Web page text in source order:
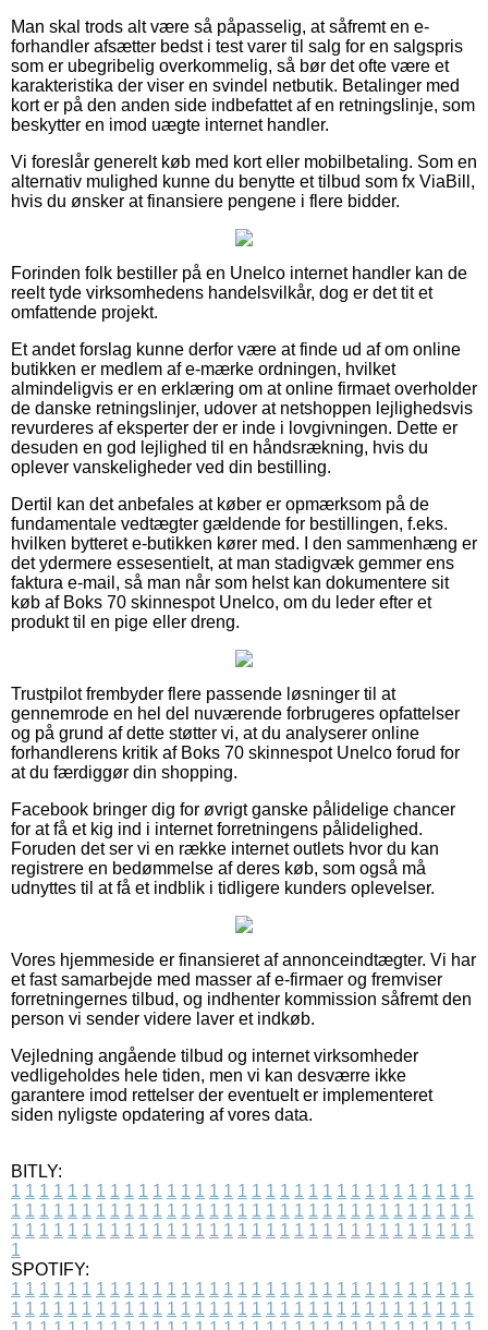
Man skal trods alt være så påpasselig, at såfremt en e-
forhandler afsætter bedst i test varer til salg for en salgspris
som er ubegribelig overkommelig, så bør det ofte være et
karakteristika der viser en svindel netbutik. Betalinger med
kort er på den anden side indbefattet af en retningslinje, som
beskytter en imod uægte internet handler.
Vi foreslår generelt køb med kort eller mobilbetaling. Som en
alternativ mulighed kunne du benytte et tilbud som fx ViaBill,
hvis du ønsker at finansiere pengene i flere bidder.
Forinden folk bestiller på en Unelco internet handler kan de
reelt tyde virksomhedens handelsvilkår, dog er det tit et
omfattende projekt.
Et andet forslag kunne derfor være at finde ud af om online
butikken er medlem af e-mærke ordningen, hvilket
almindeligvis er en erklæring om at online firmaet overholder
de danske retningslinjer, udover at netshoppen lejlighedsvis
revurderes af eksperter der er inde i lovgivningen. Dette er
desuden en god lejlighed til en håndsrækning, hvis du
oplever vanskeligheder ved din bestilling.
Dertil kan det anbefales at køber er opmærksom på de
fundamentale vedtægter gældende for bestillingen, f.eks.
hvilken bytteret e-butikken kører med. I den sammenhæng er
det ydermere essesentielt, at man stadigvæk gemmer ens
faktura e-mail, så man når som helst kan dokumentere sit
køb af Boks 70 skinnespot Unelco, om du leder efter et
produkt til en pige eller dreng.
Trustpilot frembyder flere passende løsninger til at
gennemrode en hel del nuværende forbrugeres opfattelser
og på grund af dette støtter vi, at du analyserer online
forhandlerens kritik af Boks 70 skinnespot Unelco forud for
at du færdiggør din shopping.
Facebook bringer dig for øvrigt ganske pålidelige chancer
for at få et kig ind i internet forretningens pålidelighed.
Foruden det ser vi en række internet outlets hvor du kan
registrere en bedømmelse af deres køb, som også må
udnyttes til at få et indblik i tidligere kunders oplevelser.
Vores hjemmeside er finansieret af annonceindtægter. Vi har
et fast samarbejde med masser af e-firmaer og fremviser
forretningernes tilbud, og indhenter kommission såfremt den
person vi sender videre laver et indkøb.
Vejledning angående tilbud og internet virksomheder
vedligeholdes hele tiden, men vi kan desværre ikke
garantere imod rettelser der eventuelt er implementeret
siden nyligste opdatering af vores data.
BITLY:
1 1 1 1 1 1 1 1 1 1 1 1 1 1 1 1 1 1 1 1 1 1 1 1 1 1 1 1 1 1 1 1 1
1 1 1 1 1 1 1 1 1 1 1 1 1 1 1 1 1 1 1 1 1 1 1 1 1 1 1 1 1 1 1 1 1
1 1 1 1 1 1 1 1 1 1 1 1 1 1 1 1 1 1 1 1 1 1 1 1 1 1 1 1 1 1 1 1 1
1
SPOTIFY:
1 1 1 1 1 1 1 1 1 1 1 1 1 1 1 1 1 1 1 1 1 1 1 1 1 1 1 1 1 1 1 1 1
1 1 1 1 1 1 1 1 1 1 1 1 1 1 1 1 1 1 1 1 1 1 1 1 1 1 1 1 1 1 1 1 1